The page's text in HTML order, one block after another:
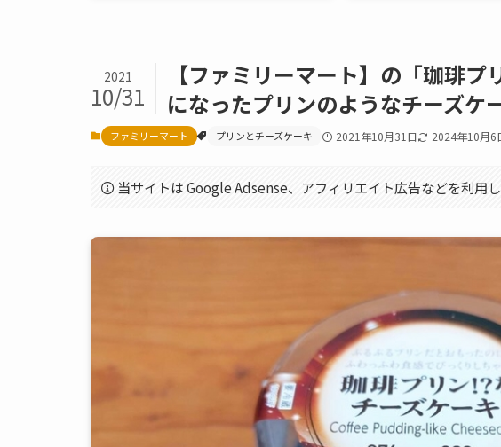
【ファミリーマート】の「珈琲
になったプリンのようなチーズケ
2021
10/31
ファミリーマート プリンとチーズケーキ 2021年10月31日 2024年10月6
当サイトは Google Adsense、アフィリエイト広告などを利用し